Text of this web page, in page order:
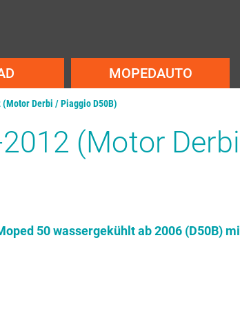
MOPEDAUTO
(Motor Derbi / Piaggio D50B)
(Motor
50 wassergekühlt ab 2006 (D50B)